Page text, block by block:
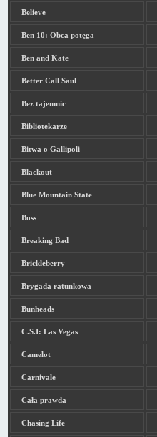
Believe
Ben 10: Obca potęga
Ben and Kate
Better Call Saul
Bez tajemnic
Bibliotekarze
Bitwa o Gallipoli
Blackout
Blue Mountain State
Boss
Breaking Bad
Brickleberry
Brygada ratunkowa
Bunheads
C.S.I: Las Vegas
Camelot
Carnivale
Cała prawda
Chasing Life